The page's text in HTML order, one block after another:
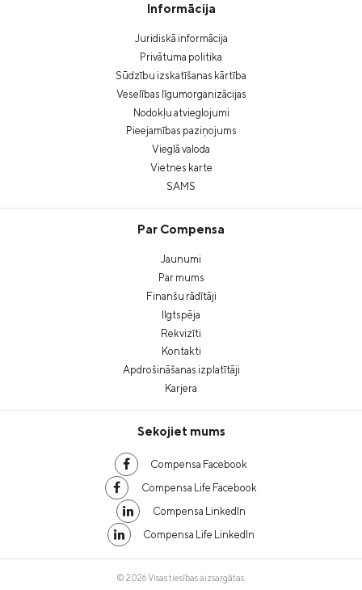
Informācija
Juridiskā informācija
Privātuma politika
Sūdzību izskatīšanas kārtība
Veselības līgumorganizācijas
Nodokļu atvieglojumi
Pieejamības paziņojums
Vieglā valoda
Vietnes karte
SAMS
Par Compensa
Jaunumi
Par mums
Finanšu rādītāji
Ilgtspēja
Rekvizīti
Kontakti
Apdrošināšanas izplatītāji
Karjera
Sekojiet mums
Compensa Facebook
Compensa Life Facebook
Compensa LinkedIn
Compensa Life LinkedIn
© 2026 Visas tiesības aizsargātas.